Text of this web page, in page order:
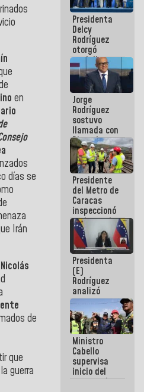
en
días se
Irán
de
que
guerra
para
abordar
planes de
acción
Presidenta
Delcy
Rodríguez
otorgó
medalla
"Héroe de
Venezuela"
a servidores
públicos
Jorge
Rodríguez
sostuvo
llamada con
Dinorah
Figuera y
acuerdan
primer
encuentro
presencial
para el
diálogo
Presidente
del Metro de
Caracas
inspeccionó
trabajos de
rehabilitación
y
modernización
de la vía
férrea
Presidenta
(E)
Rodríguez
analizó
junto a
gobernadores
planes de
recuperación
del Sistema
Eléctrico
Nacional
Ministro
Cabello
supervisa
inicio del
proceso de